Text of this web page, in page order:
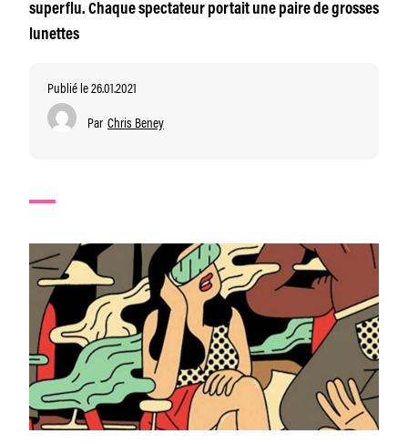
superflu. Chaque spectateur portait une paire de grosses
lunettes
Publié le 26.01.2021
Par Chris Beney